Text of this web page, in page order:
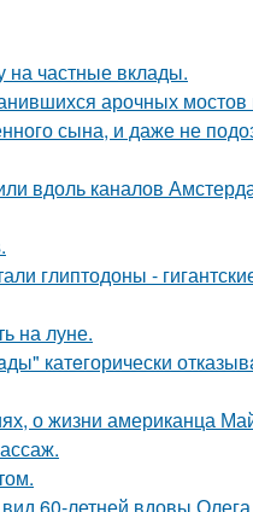
на частные вклады.
арочных
сына, и даже не
вдоль каналов
глиптодоны -
на луне.
катeгорически
о жизни американца